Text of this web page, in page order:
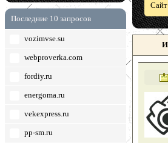
Последние 10 запросов
vozimvse.su
webproverka.com
fordiy.ru
energoma.ru
vekexpress.ru
pp-sm.ru
Сайт